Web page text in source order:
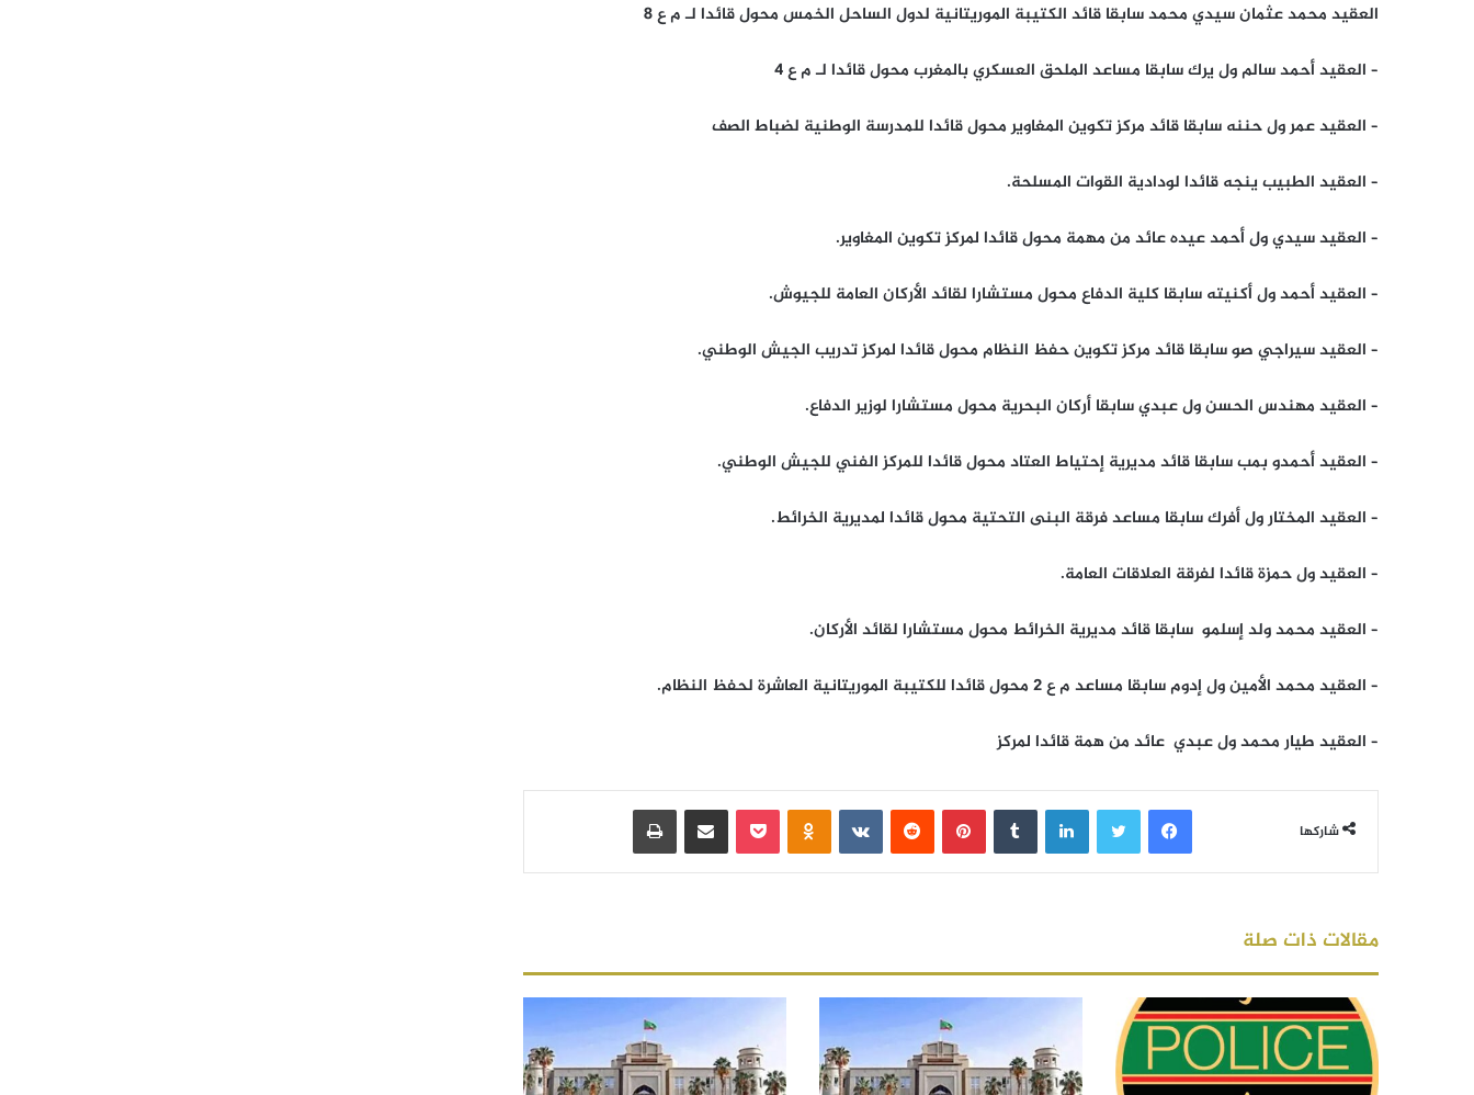
العقيد محمد عثمان سيدي محمد سابقا قائد الكتيبة الموريتانية لدول الساحل الخمس محول قائدا لـ م ع 8
– العقيد أحمد سالم ول يرك سابقا مساعد الملحق العسكري بالمغرب محول قائدا لـ م ع 4
– العقيد عمر ول حننه سابقا قائد مركز تكوين المغاوير محول قائدا للمدرسة الوطنية لضباط الصف
– العقيد الطبيب ينجه قائدا لودادية القوات المسلحة.
– العقيد سيدي ول أحمد عيده عائد من مهمة محول قائدا لمركز تكوين المغاوير.
– العقيد أحمد ول أكنيته سابقا كلية الدفاع محول مستشارا لقائد الأركان العامة للجيوش.
– العقيد سيراجي صو سابقا قائد مركز تكوين حفظ النظام محول قائدا لمركز تدريب الجيش الوطني.
– العقيد مهندس الحسن ول عبدي سابقا أركان البحرية محول مستشارا لوزير الدفاع.
– العقيد أحمدو بمب سابقا قائد مديرية إحتياط العتاد محول قائدا للمركز الفني للجيش الوطني.
– العقيد المختار ول أفرك سابقا مساعد فرقة البنى التحتية محول قائدا لمديرية الخرائط.
– العقيد ول حمزة قائدا لفرقة العلاقات العامة.
– العقيد محمد ولد إسلمو سابقا قائد مديرية الخرائط محول مستشارا لقائد الأركان.
– العقيد محمد الأمين ول إدوم سابقا مساعد م ع 2 محول قائدا للكتيبة الموريتانية العاشرة لحفظ النظام.
– العقيد طيار محمد ول عبدي عائد من همة قائدا لمركز
شاركها
فيسبوك لينكدإن بينتيريست بوكيت مشاركة عبر البريد
مقالات ذات صلة